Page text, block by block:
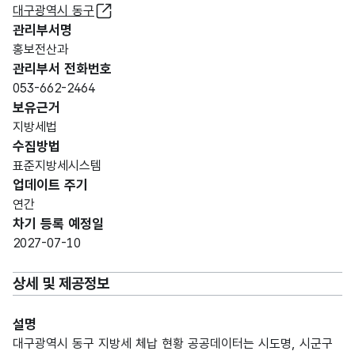
대구광역시 동구
관리부서명
홍보전산과
관리부서 전화번호
053-662-2464
보유근거
지방세법
수집방법
표준지방세시스템
업데이트 주기
연간
차기 등록 예정일
2027-07-10
상세 및 제공정보
설명
대구광역시 동구 지방세 체납 현황 공공데이터는 시도명, 시군구